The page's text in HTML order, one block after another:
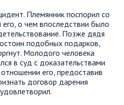
Племянник поспорил со
о чем впоследствии было
Позже дядя
подобных подарков,
Молодого человека
в суд с доказательствами
его, предоставив
договор дарения